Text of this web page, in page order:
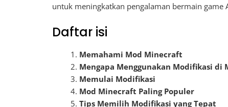
untuk meningkatkan pengalaman bermain game
Daftar isi
Memahami Mod Minecraft
Mengapa Menggunakan Modifikasi di
Memulai Modifikasi
Mod Minecraft Paling Populer
Tips Memilih Modifikasi yang Tepat